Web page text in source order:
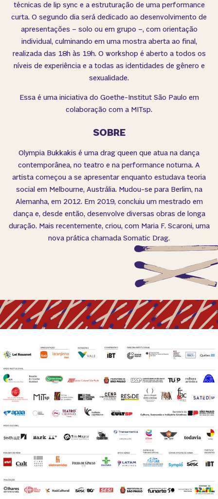
técnicas de lip sync e a estruturação de uma performance
curta. O segundo dia será dedicado ao desenvolvimento de
apresentações – solo ou em grupo –, com orientação
individual, culminando em uma mostra aberta ao final,
realizada das 18h às 19h. O workshop é aberto a todos os
níveis de experiência e a todas as identidades de gênero e
sexualidade.
Essa é uma iniciativa do Goethe-Institut São Paulo em
colaboração com a MITsp.
SOBRE
Olympia Bukkakis é uma drag queen que atua na dança
contemporânea, no teatro e na performance noturna. A
artista começou a se apresentar enquanto estudava teoria
social em Melbourne, Austrália. Mudou-se para Berlim, na
Alemanha, em 2012. Em 2019, concluiu um mestrado em
dança e, desde então, desenvolve diversas obras de longa
duração. Mais recentemente, criou, com Maria F. Scaroni, uma
nova prática chamada Somatic Drag.